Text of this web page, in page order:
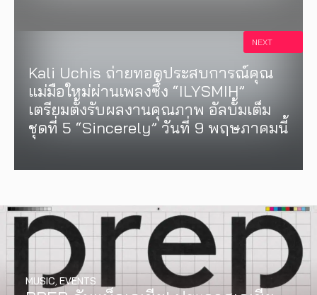
Kali Uchis ถ่ายทอดประสบการณ์คุณ
แม่มือใหม่ผ่านเพลงซึ้ง “ILYSMIH”
เตรียมตั้งรับผลงานคุณภาพ อัลบั้มเต็ม
ชุดที่ 5 “Sincerely” วันที่ 9 พฤษภาคมนี้
NEXT
MUSIC EVENTS